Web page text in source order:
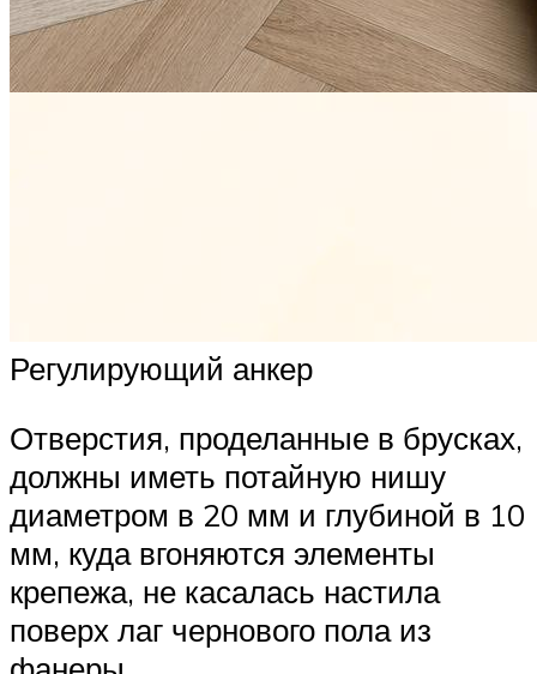
Регулирующий анкер
Отверстия, проделанные в брусках,
должны иметь потайную нишу
диаметром в 20 мм и глубиной в 10
мм, куда вгоняются элементы
крепежа, не касалась настила
поверх лаг чернового пола из